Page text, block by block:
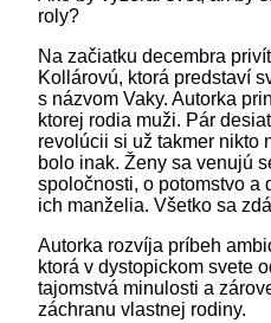
roly?
Na začiatku decembra
Kollárovú, ktorá predstaví
s názvom Vaky. Autorka
ktorej rodia muži. Pár
revolúcii si už takmer nikto
bolo inak. Ženy sa venujú
spoločnosti, o potomstvo a
ich manželia. Všetko sa
Autorka rozvíja príbeh
ktorá v dystopickom svete
tajomstvá minulosti a
záchranu vlastnej rodiny.